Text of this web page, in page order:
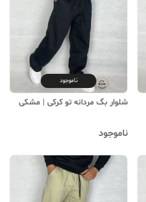
ناموجود
شلوار بگ مردانه تو کرکی | مشکی
ناموجود